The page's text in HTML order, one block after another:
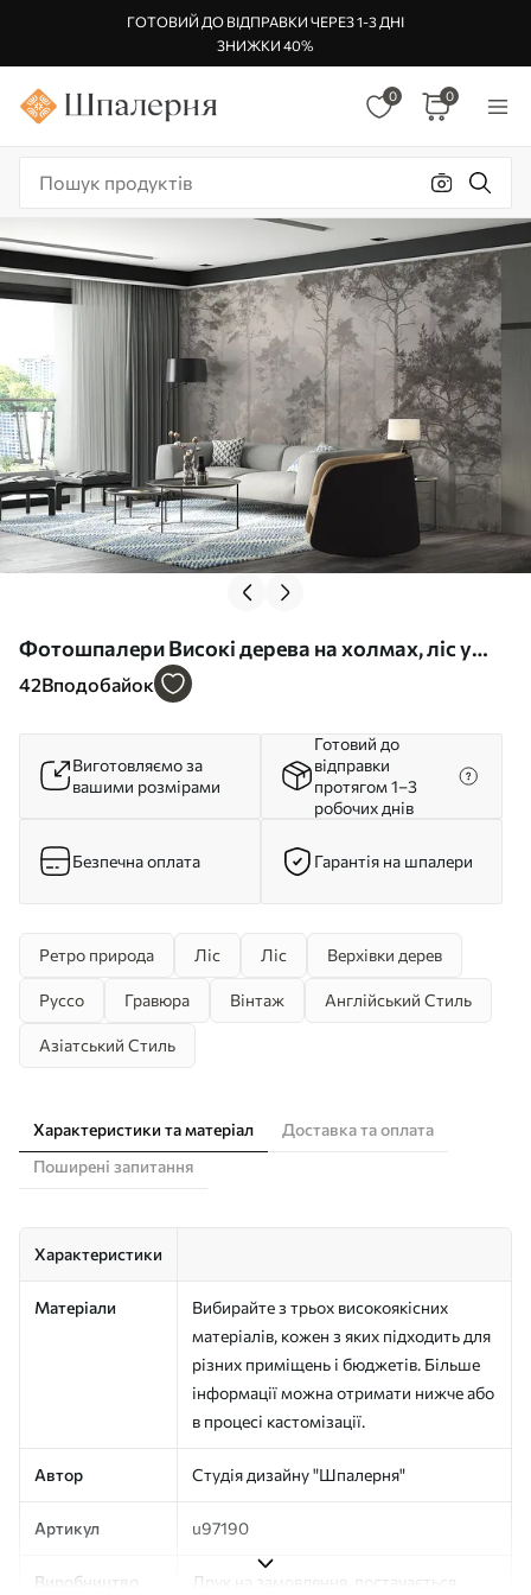
ГОТОВИЙ ДО ВІДПРАВКИ ЧЕРЕЗ 1-3 ДНІ
ЗНИЖКИ 40%
0 0
Фотошпалери Високі дерева на холмах, ліс у
тумані u97190
42Вподобайок
Виготовляємо за
вашими розмірами
Готовий до
відправки
протягом 1–3
робочих днів
Безпечна оплата Гарантія на шпалери
Ретро природа Ліс Ліс Верхівки дерев
Руссо Гравюра Вінтаж Англійський Стиль
Азіатський Стиль
Характеристики та матеріал
Доставка та оплата
Поширені запитання
Характеристики
Матеріали
Вибирайте з трьох високоякісних
матеріалів, кожен з яких підходить для
різних приміщень і бюджетів. Більше
інформації можна отримати нижче або
в процесі кастомізації.
Автор Студія дизайну "Шпалерня"
Артикул u97190
Виробництво
Друк на замовлення, постачається